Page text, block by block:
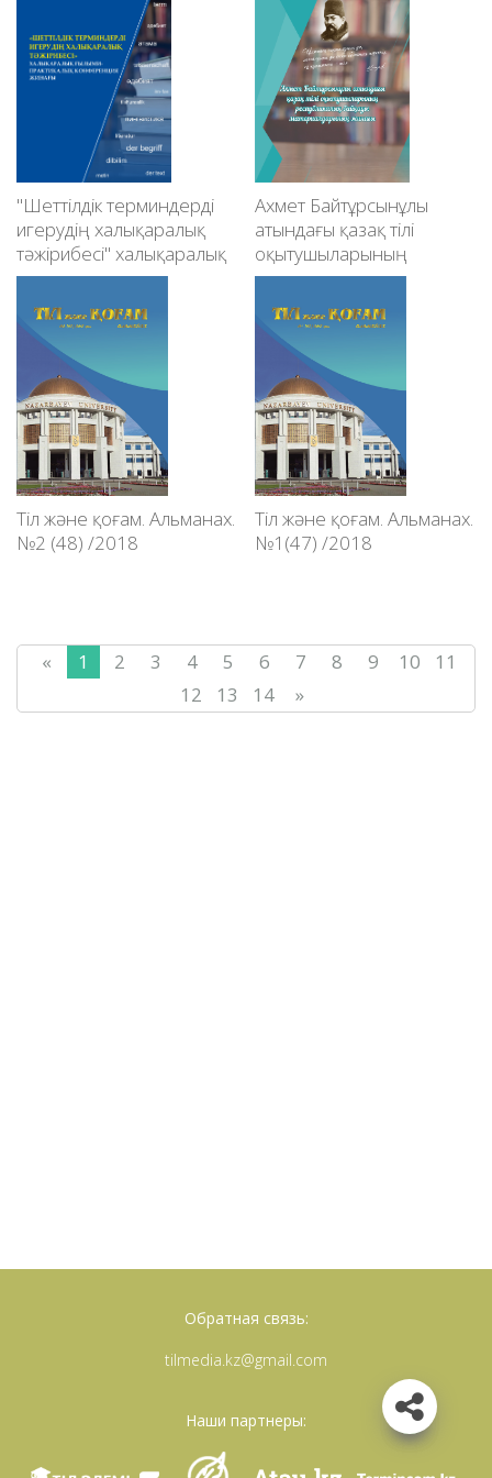
"Шеттілдік терминдерді
игерудің халықаралық
тәжірибесі" халықаралық
ғылыми-практикалық
конференция жинағы
Ахмет Байтұрсынұлы
атындағы қазақ тілі
оқытушыларының
республикалық байқауы
материалдарының
жинағы
Тіл және қоғам. Альманах.
№2 (48) /2018
Тіл және қоғам. Альманах.
№1(47) /2018
« 1 2 3 4 5 6 7 8 9 10
11
12
13 14 »
Обратная связь:
tilmedia.kz@gmail.com
Наши партнеры: